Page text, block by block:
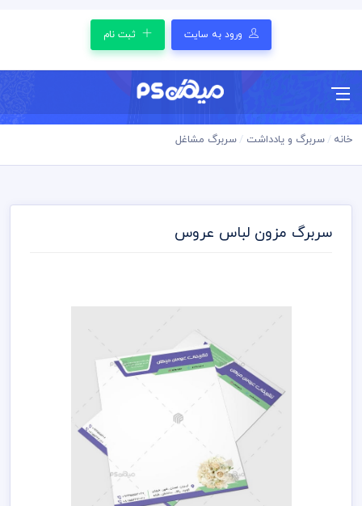
ورود به سایت ثبت نام
خانه سربرگ و یادداشت سربرگ مشاغل
سربرگ مزون لباس عروس